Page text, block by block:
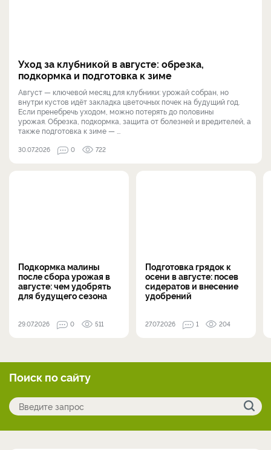
Уход за клубникой в августе: обрезка,
подкормка и подготовка к зиме
Август — ключевой месяц для клубники: урожай собран, но
внутри кустов идёт закладка цветочных почек на будущий год.
Если пренебречь уходом, можно потерять до половины
урожая. Обрезка, подкормка, защита от болезней и вредителей, а
также подготовка к зиме — ...
30.07.2026 0 722
Подкормка малины
после сбора урожая в
августе: чем удобрять
для будущего сезона
29.07.2026 0 511
Подготовка грядок к
осени в августе: посев
сидератов и внесение
удобрений
27.07.2026 1 204
Поиск по сайту